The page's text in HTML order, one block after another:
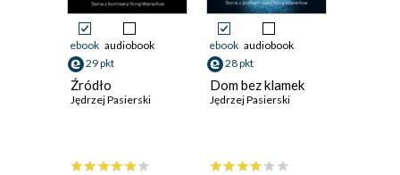
ebook audiobook
29 pkt
Źródło
Jędrzej Pasierski
ebook audiobook
28 pkt
Dom bez klamek
Jędrzej Pasierski